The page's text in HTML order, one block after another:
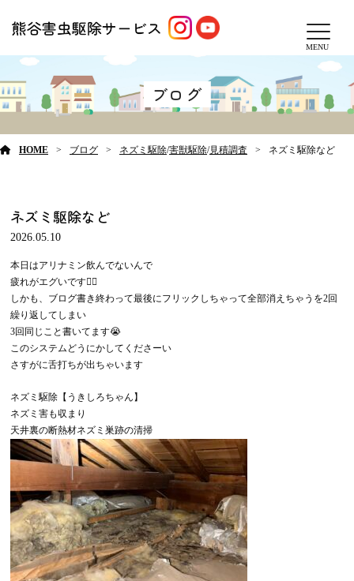
MENU
ブログ
HOME ブログ ネズミ駆除/害獣駆除/見積調査 ネズミ駆除など
ネズミ駆除など
2026.05.10
本日はアリナミン飲んでないんで
疲れがエグいです😵‍💫
しかも、ブログ書き終わって最後にフリックしちゃって全部消えちゃうを2回
繰り返してしまい
3回同じこと書いてます😭
このシステムどうにかしてくださーい
さすがに舌打ちが出ちゃいます
ネズミ駆除【うきしろちゃん】
ネズミ害も収まり
天井裏の断熱材ネズミ巣跡の清掃